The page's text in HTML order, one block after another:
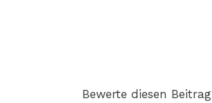
Bewerte diesen Beitrag